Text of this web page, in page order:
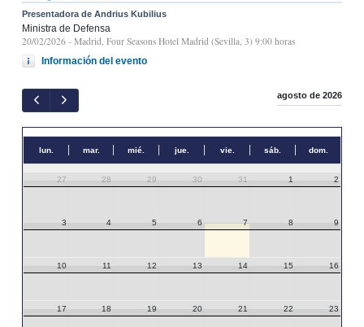
Presentadora de Andrius Kubilius
Ministra de Defensa
20/02/2026 - Madrid, Four Seasons Hotel Madrid (Sevilla, 3) 9:00 horas
Información del evento
agosto de 2026
lun. mar. mié. jue. vie. sáb. dom.
27 28 29 30 31 1 2
3 4 5 6 7 8 9
10 11 12 13 14 15 16
17 18 19 20 21 22 23